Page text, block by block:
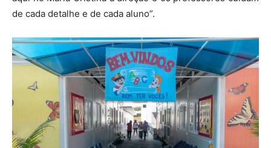
de cada detalhe e de cada aluno”.